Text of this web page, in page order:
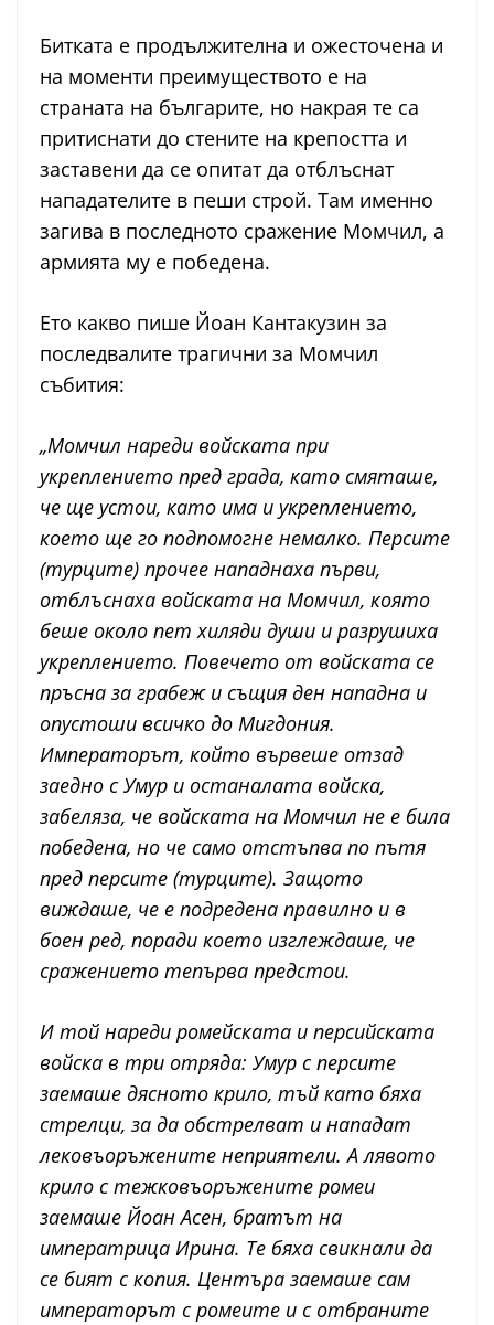
Битката е продължителна и ожесточена и
на моменти преимуществото е на
страната на българите, но накрая те са
притиснати до стените на крепостта и
заставени да се опитат да отблъснат
нападателите в пеши строй. Там именно
загива в последното сражение Момчил, а
армията му е победена.
Ето какво пише Йоан Кантакузин за
последвалите трагични за Момчил
събития:
„Момчил нареди войската при
укреплението пред града, като смяташе,
че ще устои, като има и укреплението,
което ще го подпомогне немалко. Персите
(турците) прочее нападнаха първи,
отблъснаха войската на Момчил, която
беше около пет хиляди души и разрушиха
укреплението. Повечето от войската се
пръсна за грабеж и същия ден нападна и
опустоши всичко до Мигдония.
Императорът, който вървеше отзад
заедно с Умур и останалата войска,
забеляза, че войската на Момчил не е била
победена, но че само отстъпва по пътя
пред персите (турците). Защото
виждаше, че е подредена правилно и в
боен ред, поради което изглеждаше, че
сражението тепърва предстои.
И той нареди ромейската и персийската
войска в три отряда: Умур с персите
заемаше дясното крило, тъй като бяха
стрелци, за да обстрелват и нападат
лековъоръжените неприятели. А лявото
крило с тежковъоръжените ромеи
заемаше Йоан Асен, братът на
императрица Ирина. Те бяха свикнали да
се бият с копия. Центъра заемаше сам
императорът с ромеите и с отбраните